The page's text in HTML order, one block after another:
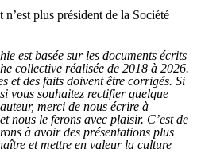
plus président de la Société
est basée sur les documents écrits
collective réalisée de 2018 à 2026.
et des faits doivent être corrigés. Si
vous souhaitez rectifier quelque
merci de nous écrire à
nous le ferons avec plaisir. C’est de
à avoir des présentations plus
et mettre en valeur la culture